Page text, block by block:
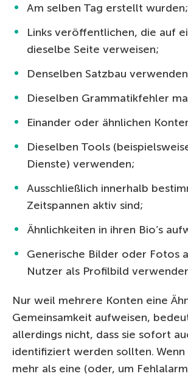
Am selben Tag erstellt wurden;
Links veröffentlichen, die auf
dieselbe Seite verweisen;
Denselben Satzbau
Dieselben Grammatikfehler
Einander oder ähnlichen
Dieselben Tools
Dienste) verwenden;
Ausschließlich innerhalb
Zeitspannen aktiv sind;
Ähnlichkeiten in ihren Bio’s
Generische Bilder oder Fotos
Nutzer als Profilbild
Nur weil mehrere Konten eine
Gemeinsamkeit aufweisen,
allerdings nicht, dass sie sofort
identifiziert werden sollten. Wenn
mehr als eine (oder, um